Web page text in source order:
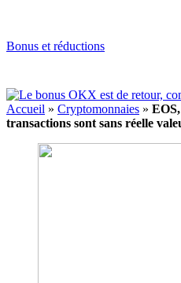
Bonus et réductions
Accueil » Cryptomonnaies »
transactions sont sans réelle